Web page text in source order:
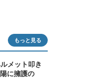
もっと見る
メット叩き
に擁護の